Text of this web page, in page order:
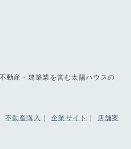
動産・建築業を営む太陽ハウスの
不動産購入 |企業サイト | 店舗案